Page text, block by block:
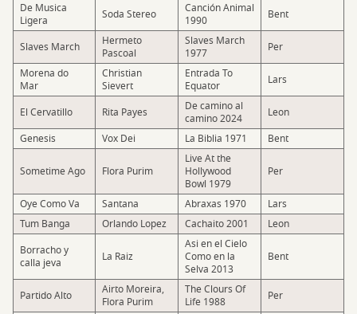
De Musica
Ligera
Soda Stereo
Canción Animal
1990
Bent
Slaves March
Hermeto
Pascoal
Slaves March
1977
Per
Morena do
Mar
Christian
Sievert
Entrada To
Equator
Lars
El Cervatillo Rita Payes
De camino al
camino 2024
Leon
Genesis
Vox Dei La Biblia 1971 Bent
Sometime Ago Flora Purim
Live At the
Hollywood
Bowl 1979
Per
Oye Como Va Santana Abraxas 1970
Lars
Tum Banga
Orlando Lopez Cachaito 2001
Leon
Borracho y
calla jeva
La Raiz
Asi en el Cielo
Como en la
Selva 2013
Bent
Partido Alto
Airto Moreira,
Flora Purim
The Clours Of
Life 1988
Per